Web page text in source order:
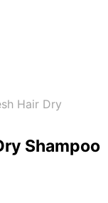
Hair Dry
Shampoo